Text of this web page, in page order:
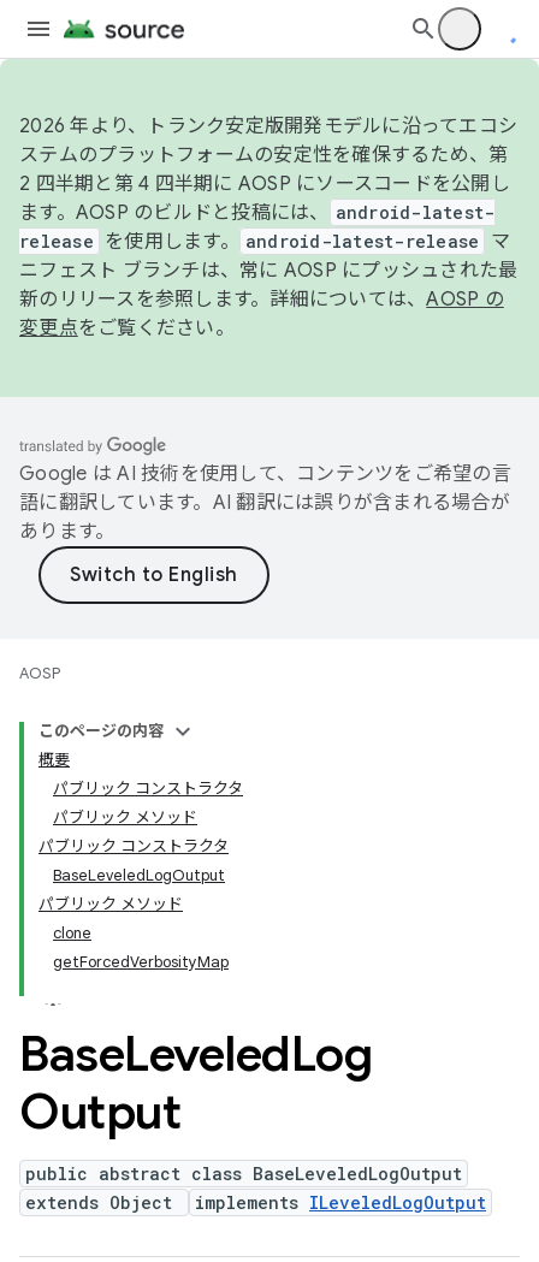
2026 年より、トランク安定版開発モデルに沿ってエコシ
ステムのプラットフォームの安定性を確保するため、第
2 四半期と第 4 四半期に AOSP にソースコードを公開し
ます。AOSP のビルドと投稿には、
android-latest-
release
を使用します。 android-latest-release
マ
ニフェスト ブランチは、常に AOSP にプッシュされた最
新のリリースを参照します。詳細については、AOSP の
変更点をご覧ください。
Google は AI 技術を使用して、コンテンツをご希望の言
語に翻訳しています。AI 翻訳には誤りが含まれる場合が
あります。
AOSP
このページの内容
概要
パブリック コンストラクタ
パブリック メソッド
パブリック コンストラクタ
BaseLeveledLogOutput
パブリック メソッド
clone
getForcedVerbosityMap
BaseLeveledLog
Output
public abstract class BaseLeveledLogOutput
extends Object
implements ILeveledLogOutput